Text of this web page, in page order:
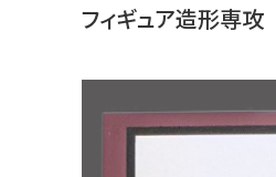
フィギュア造形専